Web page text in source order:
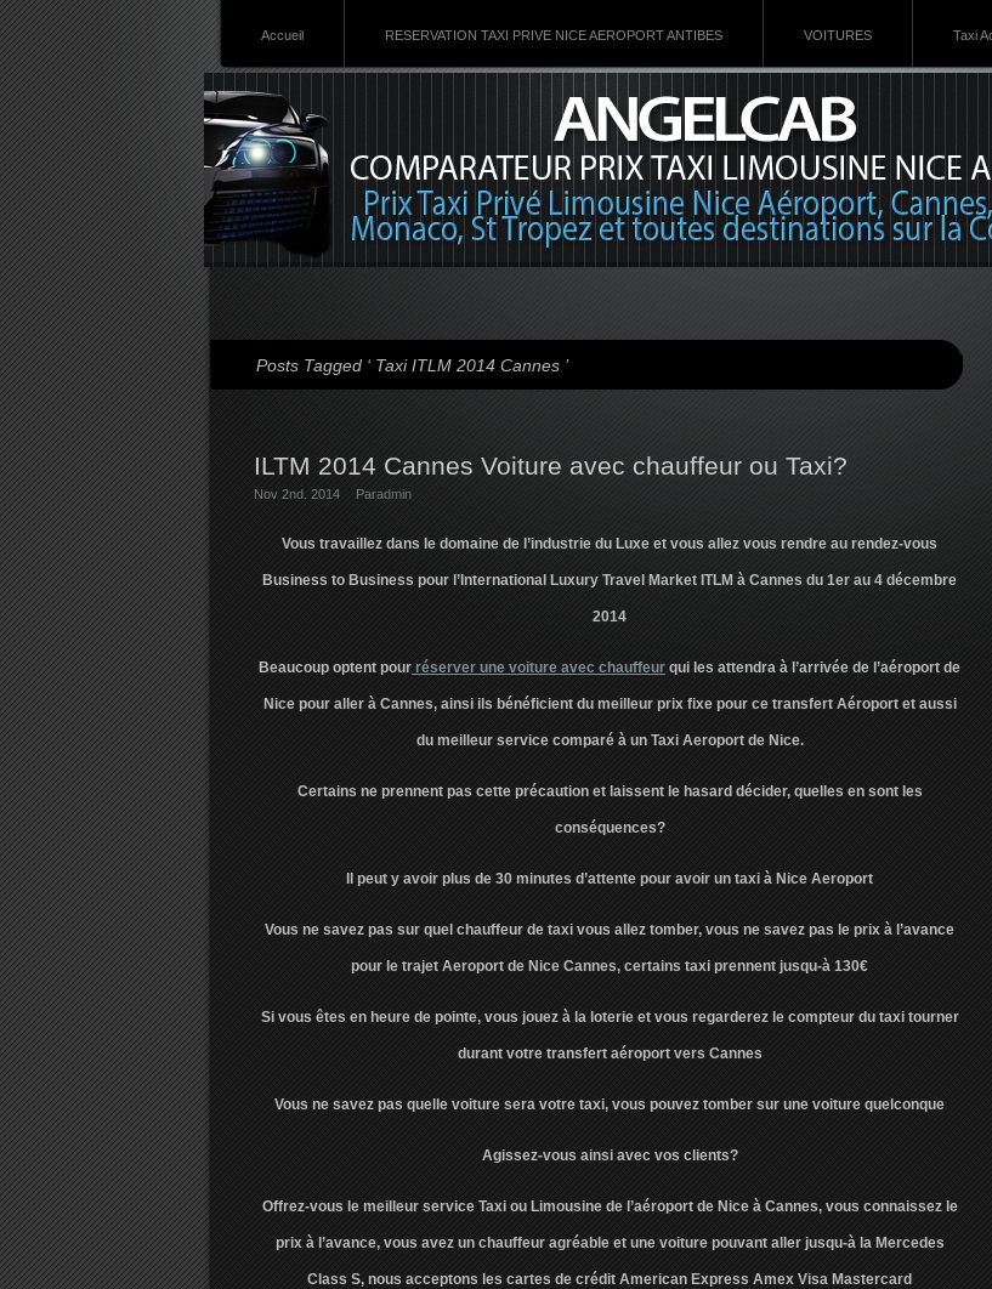
Accueil RESERVATION TAXI PRIVE NICE AEROPORT ANTIBES VOITURES Taxi
Posts Tagged ‘ Taxi ITLM 2014 Cannes ’
ILTM 2014 Cannes Voiture avec chauffeur ou Taxi?
Nov 2nd. 2014 Paradmin
Vous travaillez dans le domaine de l’industrie du Luxe et vous allez vous rendre au rendez-vous
Business to Business pour l’International Luxury Travel Market ITLM à Cannes du 1er au 4 décembre
2014
Beaucoup optent pour réserver une voiture avec chauffeur qui les attendra à l’arrivée de l’aéroport de
Nice pour aller à Cannes, ainsi ils bénéficient du meilleur prix fixe pour ce transfert Aéroport et aussi
du meilleur service comparé à un Taxi Aeroport de Nice.
Certains ne prennent pas cette précaution et laissent le hasard décider, quelles en sont les
conséquences?
Il peut y avoir plus de 30 minutes d’attente pour avoir un taxi à Nice Aeroport
Vous ne savez pas sur quel chauffeur de taxi vous allez tomber, vous ne savez pas le prix à l’avance
pour le trajet Aeroport de Nice Cannes, certains taxi prennent jusqu-à 130€
Si vous êtes en heure de pointe, vous jouez à la loterie et vous regarderez le compteur du taxi tourner
durant votre transfert aéroport vers Cannes
Vous ne savez pas quelle voiture sera votre taxi, vous pouvez tomber sur une voiture quelconque
Agissez-vous ainsi avec vos clients?
Offrez-vous le meilleur service Taxi ou Limousine de l’aéroport de Nice à Cannes, vous connaissez le
prix à l’avance, vous avez un chauffeur agréable et une voiture pouvant aller jusqu-à la Mercedes
Class S, nous acceptons les cartes de crédit American Express Amex Visa Mastercard